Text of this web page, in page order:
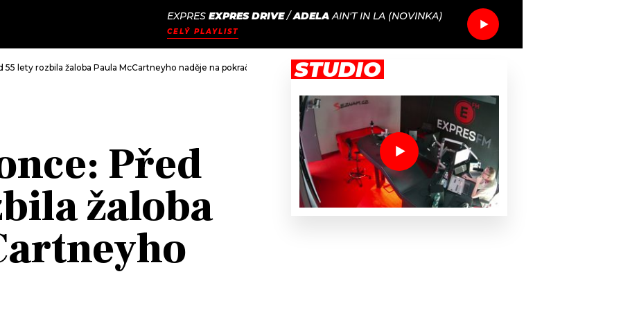
EXPRES EXPRES DRIVE/ADELA AIN'T IN LA (NOVINKA)
CELÝ PLAYLIST
55 lety rozbila žaloba Paula McCartneyho naděje na pokračování The Beatles
Před
žaloba
STUDIO